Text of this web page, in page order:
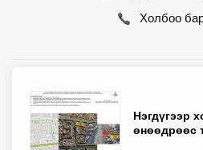
Нэгдүгээр
өнөөдрөөс
Холбоо
© 2007 - 2026 Монгол Контент ХХК •